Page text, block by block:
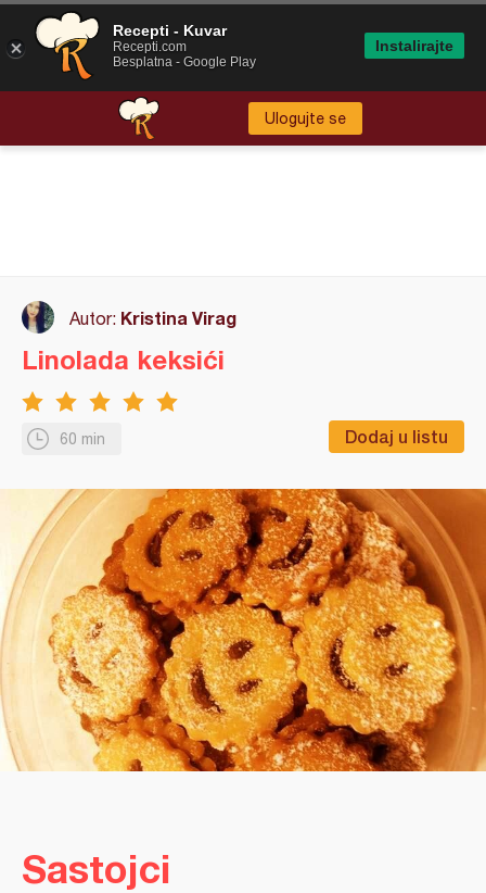
Ulogujte se
Autor: Kristina Virag
60 min Dodaj u listu
Linolada keksići
Sastojci
Recepti - Kuvar
Recepti.com
Besplatna - Google Play
Instalirajte